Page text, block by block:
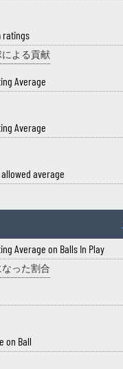
ratings
よる貢献
Average
Average
average
Average on Balls In Play
った割合
on Ball